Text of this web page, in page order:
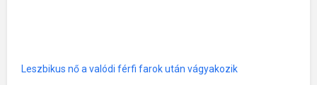
Leszbikus nő a valódi férfi farok után vágyakozik